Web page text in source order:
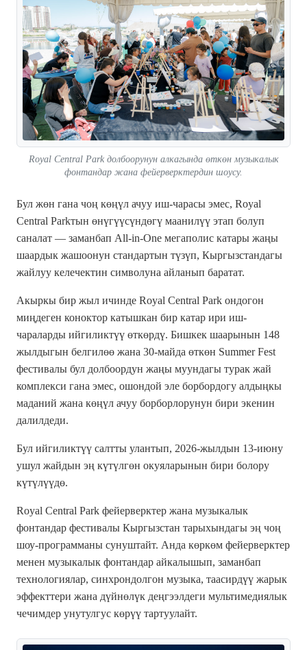
Royal Central Park долбоорунун алкагында өткөн музыкалык
фонтандар жана фейерверктердин шоусу.
Бул жөн гана чоң көңүл ачуу иш-чарасы эмес, Royal
Central Parkтын өнүгүүсүндөгү маанилүү этап болуп
саналат — заманбап All-in-One мегаполис катары жаңы
шаардык жашоонун стандартын түзүп, Кыргызстандагы
жайлуу келечектин символуна айланып баратат.
Акыркы бир жыл ичинде Royal Central Park ондогон
миңдеген коноктор катышкан бир катар ири иш-
чараларды ийгиликтүү өткөрдү. Бишкек шаарынын 148
жылдыгын белгилөө жана 30-майда өткөн Summer Fest
фестивалы бул долбоордун жаңы муундагы турак жай
комплекси гана эмес, ошондой эле борбордогу алдыңкы
маданий жана көңүл ачуу борборлорунун бири экенин
далилдеди.
Бул ийгиликтүү салтты улантып, 2026-жылдын 13-июну
ушул жайдын эң күтүлгөн окуяларынын бири болору
күтүлүүдө.
Royal Central Park фейерверктер жана музыкалык
фонтандар фестивалы Кыргызстан тарыхындагы эң чоң
шоу-программаны сунуштайт. Анда көркөм фейерверктер
менен музыкалык фонтандар айкалышып, заманбап
технологиялар, синхрондолгон музыка, таасирдүү жарык
эффекттери жана дүйнөлүк деңгээлдеги мультимедиялык
чечимдер унутулгус көрүү тартуулайт.